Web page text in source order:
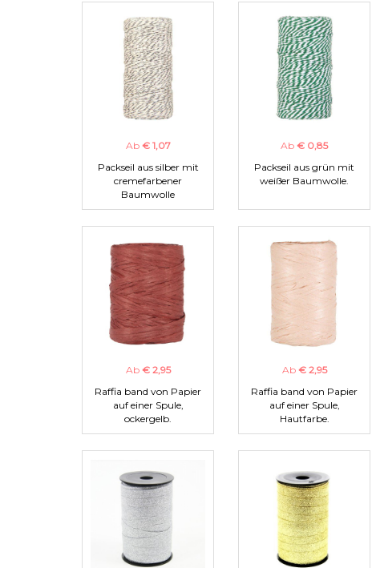
Ab € 1,07
Packseil aus silber mit
cremefarbener
Baumwolle
Ab € 0,85
Packseil aus grün mit
weißer Baumwolle.
Ab € 2,95
Raffia band von Papier
auf einer Spule,
ockergelb.
Ab € 2,95
Raffia band von Papier
auf einer Spule,
Hautfarbe.